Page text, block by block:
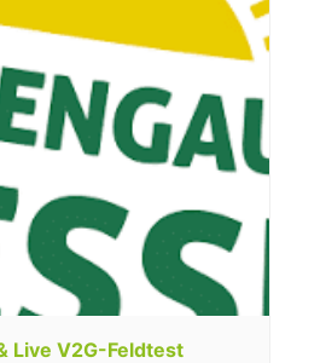
Live V2G-Feldtest